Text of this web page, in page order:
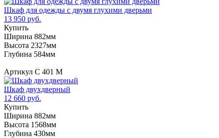
Шкаф для одежды с двумя глухими дверьми
13 950 руб.
Купить
Ширина 882мм
Высота 2327мм
Глубина 584мм
Артикул С 401 М
Шкаф двухдверный
12 660 руб.
Купить
Ширина 882мм
Высота 1568мм
Глубина 430мм